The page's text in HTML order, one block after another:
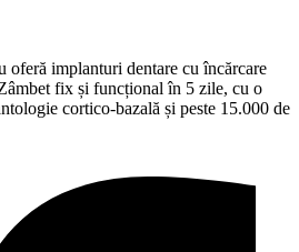
implanturi dentare cu încărcare
fix și funcțional în 5 zile, cu o
cortico-bazală și peste 15.000 de